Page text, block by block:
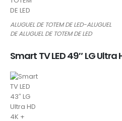
ALUGUEL DE TOTEM DE LED-ALUGUEL
DE ALUGUEL DE TOTEM DE LED
Smart TV LED 49″ LG